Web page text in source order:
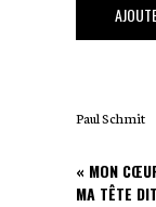
,00 €
Paul Schmit
« MON
MA TÊTE